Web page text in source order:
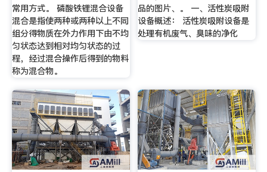
常用方式。 磷酸铁锂混合设备
混合是指使两种或两种以上不同
组分得物质在外力作用下由不均
匀状态达到相对均匀状态的过
程，经过混合操作后得到的物料
称为混合物。
品的图片、。 一、活性炭吸附
设备概述： 活性炭吸附设备是
处理有机废气、臭味的净化